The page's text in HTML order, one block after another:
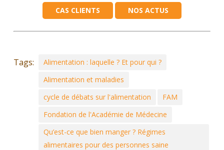
CAS CLIENTS NOS ACTUS
Tags:
Alimentation : laquelle ? Et pour qui ?
Alimentation et maladies
cycle de débats sur l'alimentation
FAM
Fondation de l'Académie de Médecine
Qu’est-ce que bien manger ? Régimes
alimentaires pour des personnes saine